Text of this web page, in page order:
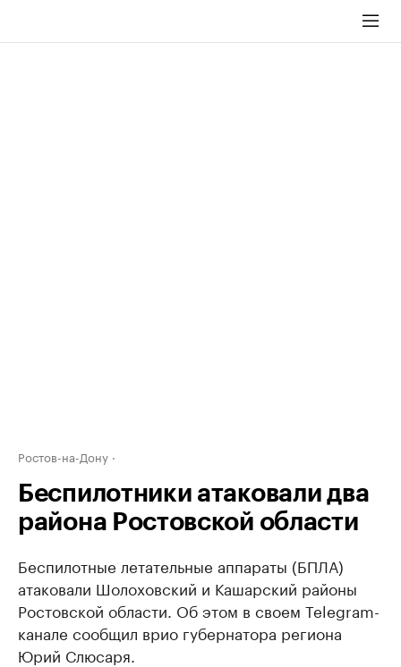
Ростов-на-Дону
Беспилотники атаковали два
района Ростовской области
Беспилотные летательные аппараты (БПЛА)
атаковали Шолоховский и Кашарский районы
Ростовской области. Об этом в своем Telegram-
канале сообщил врио губернатора региона
Юрий Слюсаря.